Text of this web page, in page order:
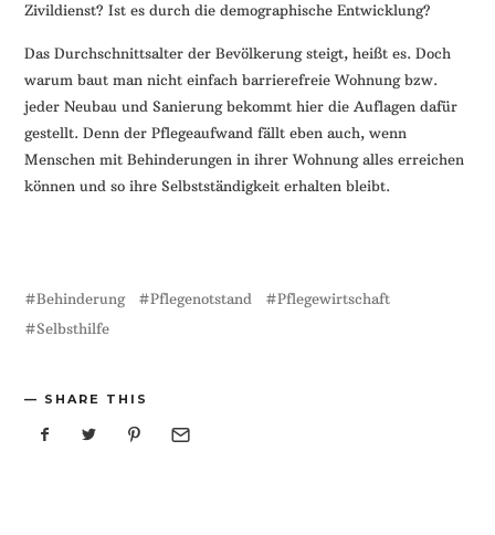
Zivildienst? Ist es durch die demographische Entwicklung?
Das Durchschnittsalter der Bevölkerung steigt, heißt es. Doch
warum baut man nicht einfach barrierefreie Wohnung bzw.
jeder Neubau und Sanierung bekommt hier die Auflagen dafür
gestellt. Denn der Pflegeaufwand fällt eben auch, wenn
Menschen mit Behinderungen in ihrer Wohnung alles erreichen
können und so ihre Selbstständigkeit erhalten bleibt.
Behinderung Pflegenotstand
Pflegewirtschaft
Selbsthilfe
SHARE THIS